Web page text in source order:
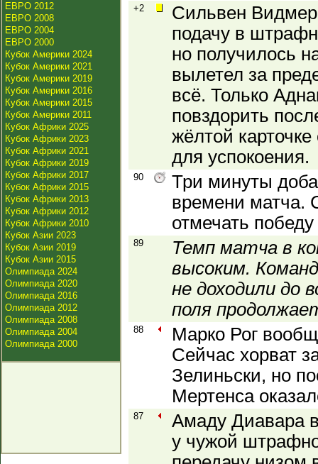
ЕВРО 2012
ЕВРО 2008
ЕВРО 2004
ЕВРО 2000
Кубок Америки 2024
Кубок Америки 2021
Кубок Америки 2019
Кубок Америки 2016
Кубок Америки 2015
Кубок Америки 2011
Кубок Африки 2025
Кубок Африки 2023
Кубок Африки 2021
Кубок Африки 2019
Кубок Африки 2017
Кубок Африки 2015
Кубок Африки 2013
Кубок Африки 2012
Кубок Африки 2010
Кубок Азии 2023
Кубок Азии 2019
Кубок Азии 2015
Олимпиада 2024
Олимпиада 2020
Олимпиада 2016
Олимпиада 2012
Олимпиада 2008
Олимпиада 2004
Олимпиада 2000
+2
Сильвен
подачу в
но получилось
вылетел за
всё. Только
повздорить
жёлтой
для успокоения.
90
Три минуты
времени матча.
отмечать
89
Темп матча в
высоким.
не доходили до
поля
88
Марко Рог
Сейчас хорват
Зелиньски, но
Мертенса
87
Амаду Диавара
у чужой